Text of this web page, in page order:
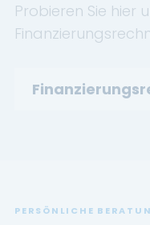
Probieren Sie hier
PERSÖNLICHE